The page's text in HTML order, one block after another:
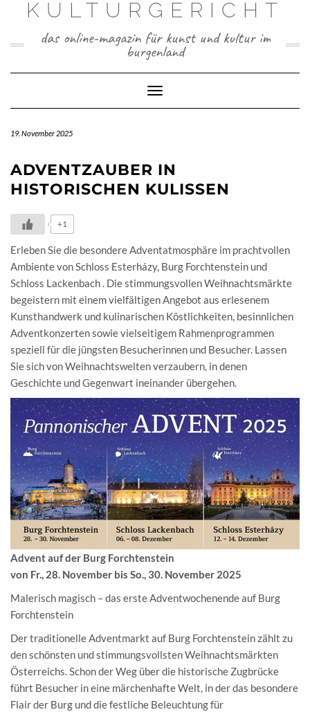
KULTURGERICHT
das online-magazin für kunst und kultur im
burgenland
Toggle
Navigation
19. November 2025
ADVENTZAUBER IN
HISTORISCHEN KULISSEN
+1
Erleben Sie die besondere Adventatmosphäre im prachtvollen
Ambiente von Schloss Esterházy, Burg Forchtenstein und
Schloss Lackenbach . Die stimmungsvollen Weihnachtsmärkte
begeistern mit einem vielfältigen Angebot aus erlesenem
Kunsthandwerk und kulinarischen Köstlichkeiten, besinnlichen
Adventkonzerten sowie vielseitigem Rahmenprogrammen
speziell für die jüngsten Besucherinnen und Besucher. Lassen
Sie sich von Weihnachtswelten verzaubern, in denen
Geschichte und Gegenwart ineinander übergehen.
Advent auf der Burg Forchtenstein
von Fr., 28. November bis So., 30. November 2025
Malerisch magisch – das erste Adventwochenende auf Burg
Forchtenstein
Der traditionelle Adventmarkt auf Burg Forchtenstein zählt zu
den schönsten und stimmungsvollsten Weihnachtsmärkten
Österreichs. Schon der Weg über die historische Zugbrücke
führt Besucher in eine märchenhafte Welt, in der das besondere
Flair der Burg und die festliche Beleuchtung für